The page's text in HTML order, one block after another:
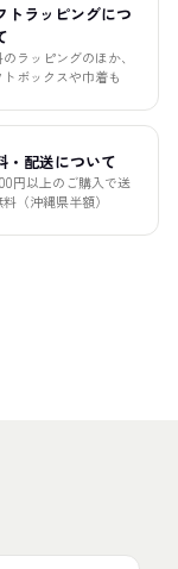
トラッピングにつ
ラッピングのほか、
トボックスや巾着も
・配送について
円以上のご購入で送
（沖縄県半額）